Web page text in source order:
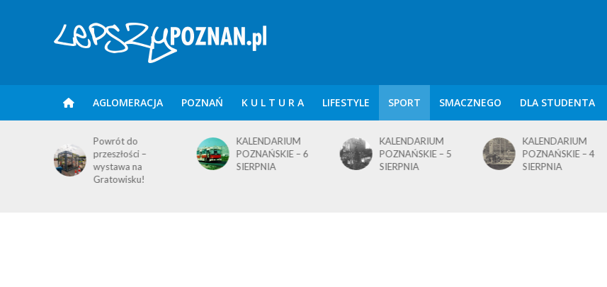
AGLOMERACJA POZNAŃ K U L T U R A LIFESTYLE SPORT SMACZNEGO DLA STUDENTA
przeszłości –
wystawa na
Gratowisku!
KALENDARIUM
POZNAŃSKIE – 6
SIERPNIA
KALENDARIUM
POZNAŃSKIE – 5
SIERPNIA
KALENDARIUM
POZNAŃSKIE – 4
SIERPNIA